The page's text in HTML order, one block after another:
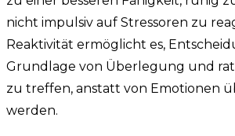
nicht impulsiv auf Stressoren zu
Reaktivität ermöglicht es,
Grundlage von Überlegung und
zu treffen, anstatt von Emotionen
werden.